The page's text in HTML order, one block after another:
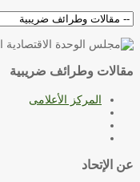
مقالات وطرائف ضريبية
المركز الأعلامى
عن الإتحاد